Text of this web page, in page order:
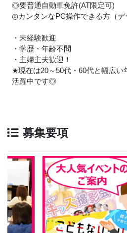
◎要普通自動車免許(AT限定可)
◎カンタンなPC操作できる方（デ
・未経験歓迎
・学歴・年齢不問
・主婦主夫歓迎！
★現在は20～50代・60代と幅広
活躍中です◎
募集要項